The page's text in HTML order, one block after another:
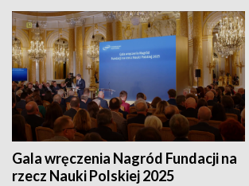
Gala wręczenia Nagród Fundacji na
rzecz Nauki Polskiej 2025